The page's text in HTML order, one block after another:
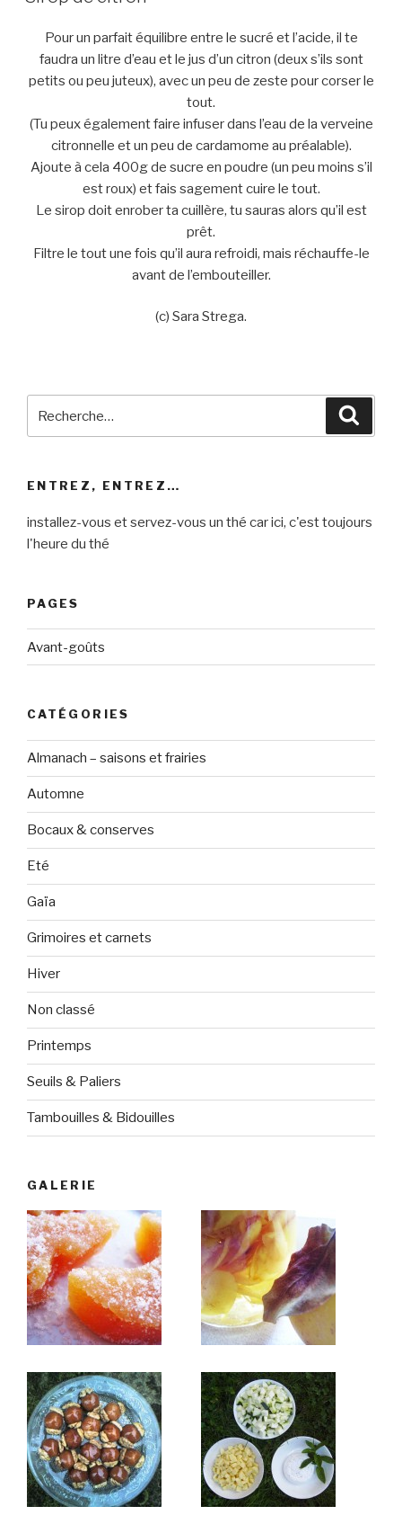
Pour un parfait équilibre entre le sucré et l’acide, il te
faudra un litre d’eau et le jus d’un citron (deux s’ils sont
petits ou peu juteux), avec un peu de zeste pour corser le
tout.
(Tu peux également faire infuser dans l’eau de la verveine
citronnelle et un peu de cardamome au préalable).
Ajoute à cela 400g de sucre en poudre (un peu moins s’il
est roux) et fais sagement cuire le tout.
Le sirop doit enrober ta cuillère, tu sauras alors qu’il est
prêt.
Filtre le tout une fois qu’il aura refroidi, mais réchauffe-le
avant de l’embouteiller.
(c) Sara Strega.
pour
ENTREZ, ENTREZ…
installez-vous et servez-vous un thé car ici, c'est toujours
l'heure du thé
PAGES
Avant-goûts
CATÉGORIES
Almanach – saisons et frairies
Automne
Bocaux & conserves
Eté
Gaïa
Grimoires et carnets
Hiver
Non classé
Printemps
Seuils & Paliers
Tambouilles & Bidouilles
GALERIE